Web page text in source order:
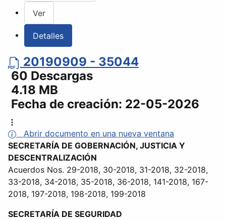
Ver
Detalles
20190909 - 35044
60 Descargas
4.18 MB
Fecha de creación: 22-05-2026
Abrir documento en una nueva ventana
SECRETARÍA DE GOBERNACIÓN, JUSTICIA Y
DESCENTRALIZACIÓN
Acuerdos Nos. 29-2018, 30-2018, 31-2018, 32-2018,
33-2018, 34-2018, 35-2018, 36-2018, 141-2018, 167-
2018, 197-2018, 198-2018, 199-2018
SECRETARÍA DE SEGURIDAD